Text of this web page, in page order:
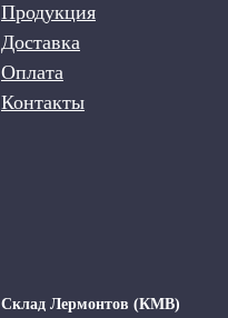
Продукция
Доставка
Оплата
Контакты
Склад Лермонтов (КМВ)